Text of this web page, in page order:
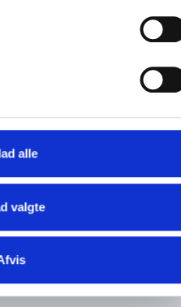
alle
valgte